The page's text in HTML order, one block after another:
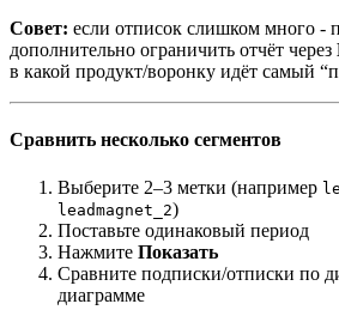
Совет: если отписок слишком много -
дополнительно ограничить отчёт через
в какой продукт/воронку идёт самый
Сравнить несколько сегментов
Выберите 2–3 метки (например
leadmagnet_2)
Поставьте одинаковый период
Нажмите Показать
Сравните подписки/отписки по
диаграмме